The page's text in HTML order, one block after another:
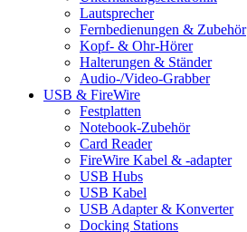
Lautsprecher
Fernbedienungen & Zubehör
Kopf- & Ohr-Hörer
Halterungen & Ständer
Audio-/Video-Grabber
USB & FireWire
Festplatten
Notebook-Zubehör
Card Reader
FireWire Kabel & -adapter
USB Hubs
USB Kabel
USB Adapter & Konverter
Docking Stations